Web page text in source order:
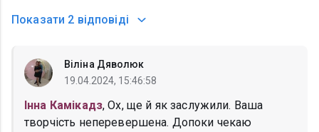
Показати 2 відповіді
Віліна Дяволюк
19.04.2024, 15:46:58
Інна Камікадз, Ох, ще й як заслужили. Ваша
творчість неперевершена. Допоки чекаю